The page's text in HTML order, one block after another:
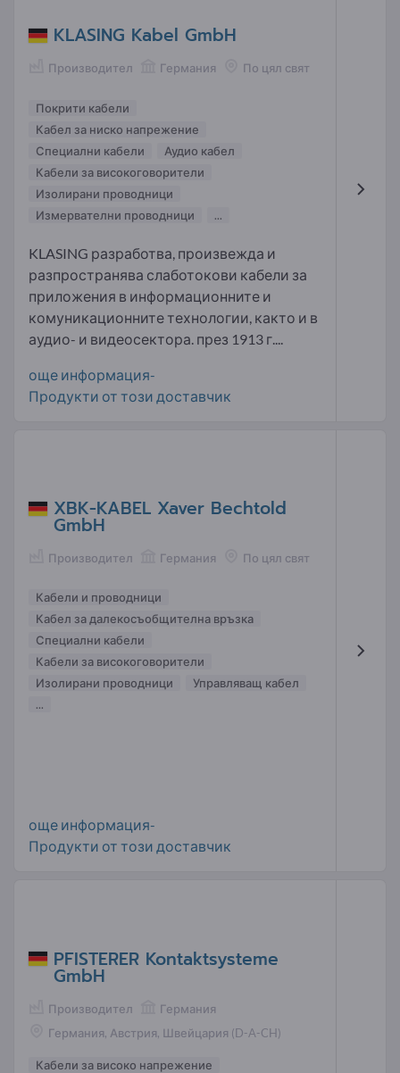
KLASING Kabel GmbH
Производител Германия По цял свят
Покрити кабели
Кабел за ниско напрежение
Специални кабели
Аудио кабел
Кабели за високоговорители
Изолирани проводници
Измервателни проводници
...
KLASING разработва, произвежда и
разпространява слаботокови кабели за
приложения в информационните и
комуникационните технологии, както и в
аудио- и видеосектора. през 1913 г....
още информация-
Продукти от този доставчик
XBK-KABEL Xaver Bechtold
GmbH
Производител Германия По цял свят
Кабели и проводници
Кабел за далекосъобщителна връзка
Специални кабели
Кабели за високоговорители
Изолирани проводници
Управляващ кабел
...
още информация-
Продукти от този доставчик
PFISTERER Kontaktsysteme
GmbH
Производител
Германия
Германия, Австрия, Швейцария (D-A-CH)
Кабели за високо напрежение